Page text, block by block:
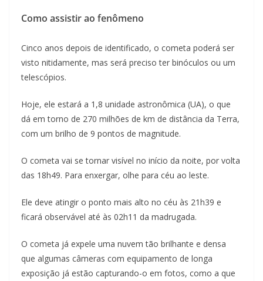
Como assistir ao fenômeno
Cinco anos depois de identificado, o cometa poderá ser
visto nitidamente, mas será preciso ter binóculos ou um
telescópios.
Hoje, ele estará a 1,8 unidade astronômica (UA), o que
dá em torno de 270 milhões de km de distância da Terra,
com um brilho de 9 pontos de magnitude.
O cometa vai se tornar visível no início da noite, por volta
das 18h49. Para enxergar, olhe para céu ao leste.
Ele deve atingir o ponto mais alto no céu às 21h39 e
ficará observável até às 02h11 da madrugada.
O cometa já expele uma nuvem tão brilhante e densa
que algumas câmeras com equipamento de longa
exposição já estão capturando-o em fotos, como a que